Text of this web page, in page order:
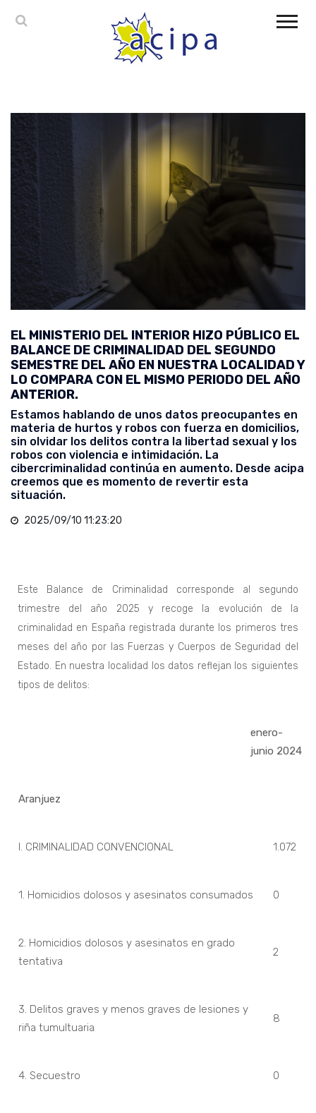
EL MINISTERIO DEL INTERIOR HIZO PÚBLICO EL
BALANCE DE CRIMINALIDAD DEL SEGUNDO
SEMESTRE DEL AÑO EN NUESTRA LOCALIDAD Y
LO COMPARA CON EL MISMO PERIODO DEL AÑO
ANTERIOR.
Estamos hablando de unos datos preocupantes en
materia de hurtos y robos con fuerza en domicilios,
sin olvidar los delitos contra la libertad sexual y los
robos con violencia e intimidación. La
cibercriminalidad continúa en aumento. Desde acipa
creemos que es momento de revertir esta
situación.
2025/09/10 11:23:20
Este Balance de Criminalidad corresponde al segundo
trimestre del año 2025 y recoge la evolución de la
criminalidad en España registrada durante los primeros tres
meses del año por las Fuerzas y Cuerpos de Seguridad del
Estado. En nuestra localidad los datos reflejan los siguientes
tipos de delitos:
enero-
junio 2024
Aranjuez
I. CRIMINALIDAD CONVENCIONAL 1.072
1. Homicidios dolosos y asesinatos consumados 0
2. Homicidios dolosos y asesinatos en grado
tentativa
2
3. Delitos graves y menos graves de lesiones y
riña tumultuaria
8
4. Secuestro 0